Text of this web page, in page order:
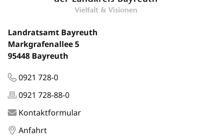
Landratsamt Bayreuth
Markgrafenallee 5
95448 Bayreuth
0921 728-0
0921 728-88-0
Kontaktformular
Anfahrt